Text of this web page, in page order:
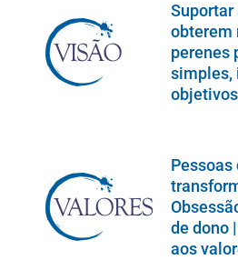
Suportar
obterem
perenes
simples,
Pessoas
de dono
aos